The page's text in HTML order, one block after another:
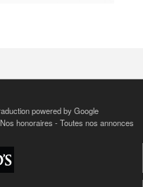
powered by Google
Nos honoraires - Toutes nos annonces